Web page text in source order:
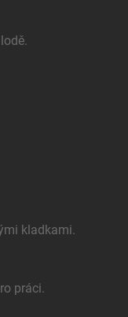
kladkami.
práci.